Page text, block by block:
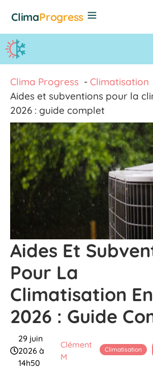
contenu
ClimaProgress
Clima Progress
Climatisation
Aides et subventions pour la
2026 : guide complet
Aides Et
Pour La
Climatisation En
2026 : Guide
29 juin
2026 à
14h50
Clément
M
Climatisation